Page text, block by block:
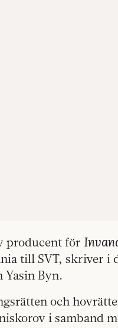
producent för
till SVT, skriver i
Byn.
och
i samband